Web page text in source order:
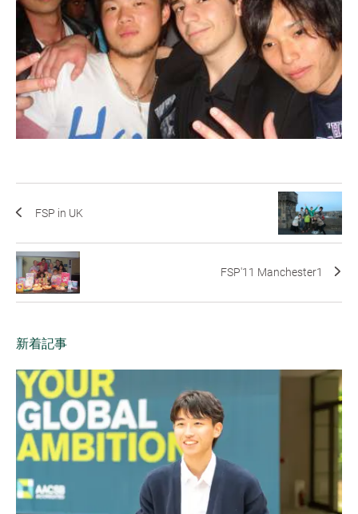
FSP in UK
FSP'11 Manchester1
新着記事